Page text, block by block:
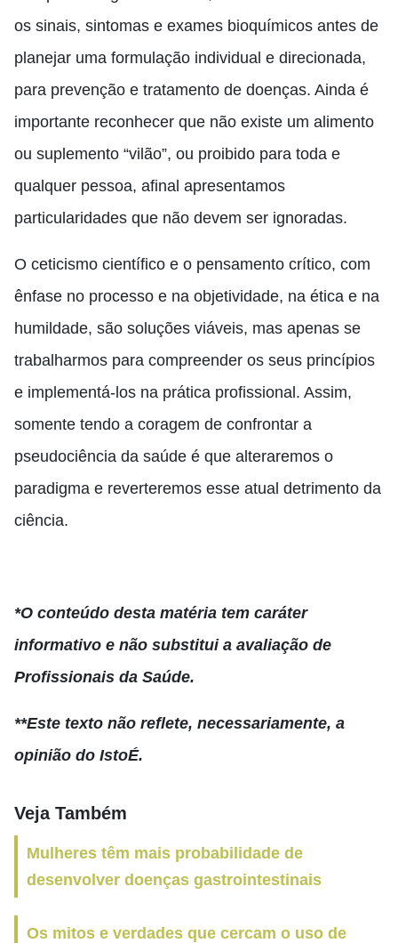
os sinais, sintomas e exames bioquímicos antes de
planejar uma formulação individual e direcionada,
para prevenção e tratamento de doenças. Ainda é
importante reconhecer que não existe um alimento
ou suplemento “vilão”, ou proibido para toda e
qualquer pessoa, afinal apresentamos
particularidades que não devem ser ignoradas.
O ceticismo científico e o pensamento crítico, com
ênfase no processo e na objetividade, na ética e na
humildade, são soluções viáveis, mas apenas se
trabalharmos para compreender os seus princípios
e implementá-los na prática profissional. Assim,
somente tendo a coragem de confrontar a
pseudociência da saúde é que alteraremos o
paradigma e reverteremos esse atual detrimento da
ciência.
*O conteúdo desta matéria tem caráter
informativo e não substitui a avaliação de
Profissionais da Saúde.
**Este texto não reflete, necessariamente, a
opinião do IstoÉ.
Veja Também
Mulheres têm mais probabilidade de
desenvolver doenças gastrointestinais
Os mitos e verdades que cercam o uso de